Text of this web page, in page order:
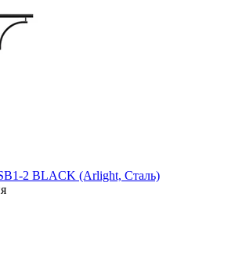
2 BLACK (Arlight, Сталь)